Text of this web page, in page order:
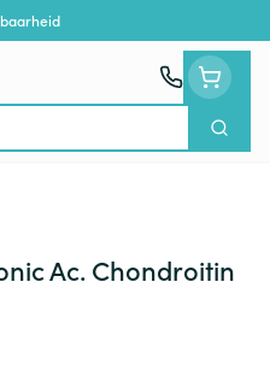
Zoek
Ac. Chondroitin